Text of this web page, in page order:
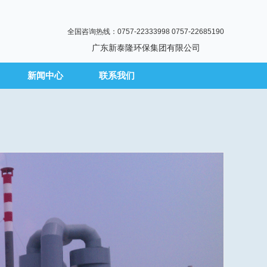
全国咨询热线：0757-22333998 0757-22685190
广东新泰隆环保集团有限公司
新闻中心 联系我们